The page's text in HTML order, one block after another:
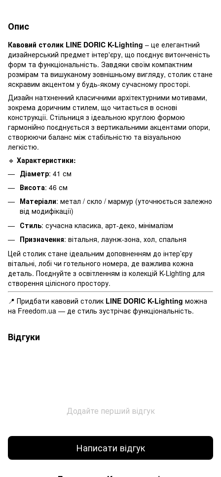
Опис
Кавовий столик LINE DORIC K-Lighting – це елегантний
дизайнерський предмет інтер'єру, що поєднує витонченість
форм та функціональність. Завдяки своїм компактним
розмірам та вишуканому зовнішньому вигляду, столик стане
яскравим акцентом у будь-якому сучасному просторі.
Дизайн натхненний класичними архітектурними мотивами,
зокрема доричним стилем, що читається в основі
конструкції. Стільниця з ідеальною круглою формою
гармонійно поєднується з вертикальними акцентами опори,
створюючи баланс між стабільністю та візуальною
легкістю.
🔹 Характеристики:
Діаметр: 41 см
Висота: 46 см
Матеріали: метал / скло / мармур (уточнюється залежно
від модифікації)
Стиль: сучасна класика, арт-деко, мінімалізм
Призначення: вітальня, лаунж-зона, хол, спальня
Цей столик стане ідеальним доповненням до інтер’єру
вітальні, лобі чи готельного номера, де важлива кожна
деталь. Поєднуйте з освітленням із колекцій K-Lighting для
створення цілісного простору.
📍 Придбати кавовий столик LINE DORIC K-Lighting можна
на Freedom.ua — де стиль зустрічає функціональність.
Відгуки
Додайте перший відгук
Написати відгук